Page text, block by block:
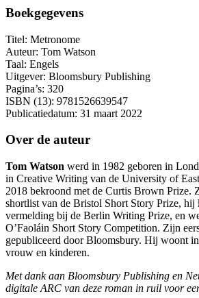
Boekgegevens
Titel: Metronome
Auteur: Tom Watson
Taal: Engels
Uitgever: Bloomsbury Publishing
Pagina’s: 320
ISBN (13): 9781526639547
Publicatiedatum: 31 maart 2022
Over de auteur
Tom Watson werd in 1982 geboren in
in Creative Writing van de University of
2018 bekroond met de Curtis Brown Prize.
shortlist van de Bristol Short Story Prize, hij
vermelding bij de Berlin Writing Prize, en
O’Faoláin Short Story Competition. Zijn
gepubliceerd door Bloomsbury. Hij woont
vrouw en kinderen.
Met dank aan Bloomsbury Publishing en
digitale ARC van deze roman in ruil voor